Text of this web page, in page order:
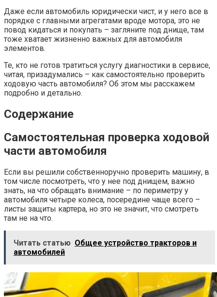
Даже если автомобиль юридически чист, и у него все в
порядке с главными агрегатами вроде мотора, это не
повод кидаться и покупать – загляните под днище, там
тоже хватает жизненно важных для автомобиля
элементов.
Те, кто не готов тратиться услугу диагностики в сервисе,
читая, призадумались – как самостоятельно проверить
ходовую часть автомобиля? Об этом мы расскажем
подробно и детально.
Содержание
Самостоятельная проверка ходовой
части автомобиля
Если вы решили собственноручно проверить машину, в
том числе посмотреть, что у нее под днищем, важно
знать, на что обращать внимание – по периметру у
автомобиля четыре колеса, посередине чаще всего –
листы защиты картера, но это не значит, что смотреть
там не на что.
Читать статью Общее устройство тракторов и
автомобилей